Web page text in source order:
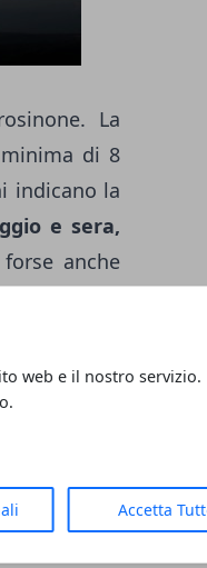
web e il nostro servizio.
Accetta
La
di 8
indicano la
e sera,
anche
avremo
4 km/h) e
km/h). La
20 gradi.
e
e sabato